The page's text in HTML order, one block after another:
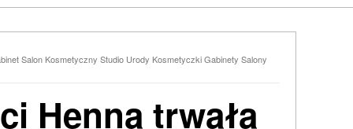
Salon Kosmetyczny Studio Urody Kosmetyczki Gabinety Salony
Henna trwała